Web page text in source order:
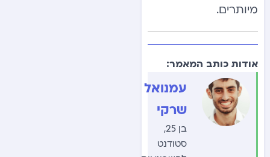
מיותרים.
אודות כותב המאמר:
עמנואל
שרקי
בן 25,
סטודנט